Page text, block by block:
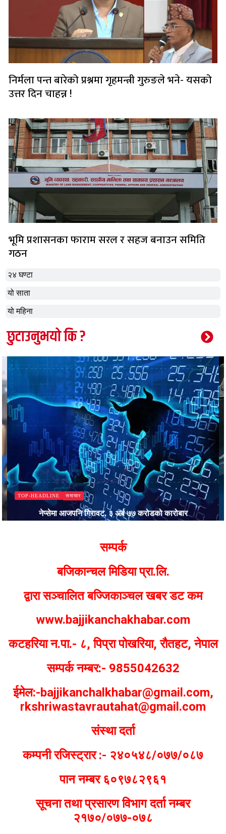
२४ घण्टा
यो साता
यो महिना
निर्मला पन्त बारेको प्रश्नमा गृहमन्त्री गुरुङले भने- यसको
उत्तर दिन चाहन्न !
भूमि प्रशासनका फाराम सरल र सहज बनाउन समिति
गठन
छुटाउनुभयो कि ?
TOP-HEADLINE समाचार
नेप्सेमा आजपनि गिरावट, ३ अर्ब ७७ करोडको कारोबार
सम्पर्क
बजिकान्चल मिडिया प्रा.लि.
द्वारा सञ्चालित बज्जिकाञ्चल खबर डट कम
www.bajjikanchakhabar.com
कटहरिया न.पा.- ८, पिप्रा पोखरिया, रौतहट, नेपाल
सम्पर्क नम्बर:- 9855042632
ईमेल:-bajjikanchalkhabar@gmail.com,
rkshriwastavrautahat@gmail.com
संस्था दर्ता
कम्पनी रजिस्ट्रार :- २४०५४८/०७७/०८७
पान नम्बर ६०९७८२९६१
सूचना तथा प्रसारण विभाग दर्ता नम्बर
२१७०/०७७-०७८